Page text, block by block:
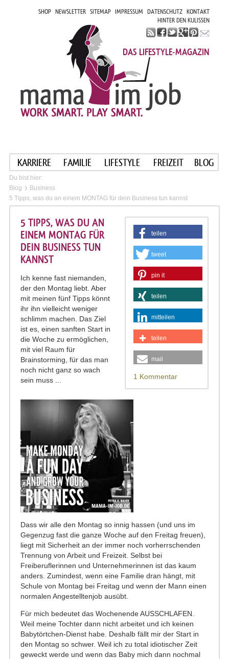
SHOP NEWSLETTER SITEMAP IMPRESSUM DATENSCHUTZ KONTAKT
HINTER DEN KULISSEN
DAS LIFESTYLE-MAGAZIN
KARRIERE FAMILIE LIFESTYLE FREIZEIT BLOG
Du bist hier:
Blog
Business
5 Tipps, was du an einem MONTAG für dein Business tun kannst
teilen
tweet
pin it
teilen
mitteilen
teilen
mail
1 Kommentar
5 TIPPS, WAS DU AN
EINEM MONTAG FÜR
DEIN BUSINESS TUN
KANNST
Ich kenne fast niemanden,
der den Montag liebt. Aber
mit meinen fünf Tipps könnt
ihr ihn vielleicht weniger
schlimm machen. Das Ziel
ist es, einen sanften Start in
die Woche zu ermöglichen,
mit viel Raum für
Brainstorming, für das man
noch nicht ganz so wach
sein muss ...
Dass wir alle den Montag so innig hassen (und uns im
Gegenzug fast die ganze Woche auf den Freitag freuen),
liegt mit Sicherheit an der immer noch vorherrschenden
Trennung von Arbeit und Freizeit. Selbst bei
Freiberuflerinnen und Unternehmerinnen ist das kaum
anders. Zumindest, wenn eine Familie dran hängt, mit
Schule von Montag bei Freitag und wenn der Mann einen
normalen Angestelltenjob ausübt.
Für mich bedeutet das Wochenende AUSSCHLAFEN.
Weil meine Tochter dann nicht arbeitet und ich keinen
Babytörtchen-Dienst habe. Deshalb fällt mir der Start in
den Montag so schwer. Weil ich zu total idiotischer Zeit
geweckt werde und wenn das Baby mich dann nochmal